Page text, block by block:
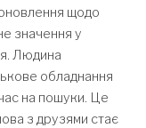
щодо
значення у
Людина
обладнання
на пошуки. Це
з друзями стає